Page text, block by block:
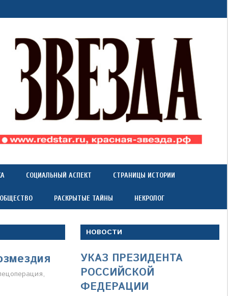
СОЦИАЛЬНЫЙ АСПЕКТ СТРАНИЦЫ ИСТОРИИ
РАСКРЫТЫЕ ТАЙНЫ НЕКРОЛОГ
,
НОВОСТИ
УКАЗ ПРЕЗИДЕНТА
РОССИЙСКОЙ
ФЕДЕРАЦИИ